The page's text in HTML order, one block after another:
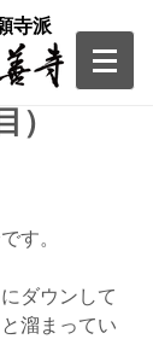
寺派
す。
ダウンして
溜まってい